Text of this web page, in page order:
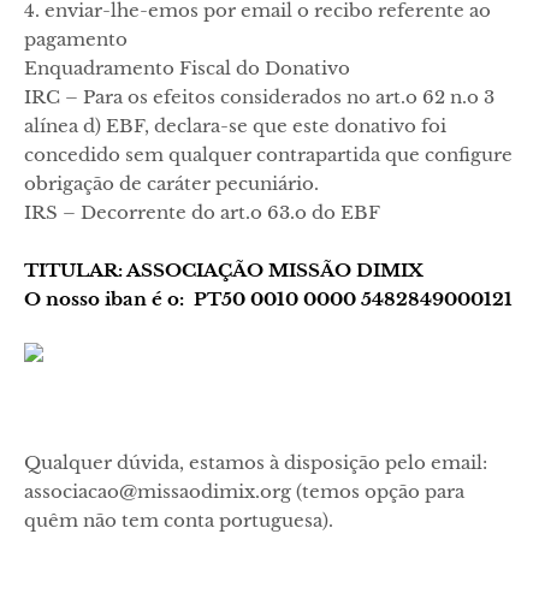
4. enviar-lhe-emos por email o recibo referente ao
pagamento
Enquadramento Fiscal do Donativo
IRC – Para os efeitos considerados no art.o 62 n.o 3
alínea d) EBF, declara-se que este donativo foi
concedido sem qualquer contrapartida que configure
obrigação de caráter pecuniário.
IRS – Decorrente do art.o 63.o do EBF
TITULAR: ASSOCIAÇÃO MISSÃO DIMIX
O nosso iban é o: PT50 0010 0000 5482849000121
Qualquer dúvida, estamos à disposição pelo email:
associacao@missaodimix.org (temos opção para
quêm não tem conta portuguesa).